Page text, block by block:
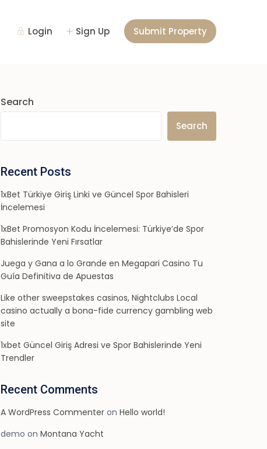
Login Sign Up Submit Property
Search
Search
Recent Posts
1xBet Türkiye Giriş Linki ve Güncel Spor Bahisleri
İncelemesi
1xBet Promosyon Kodu İncelemesi: Türkiye’de Spor
Bahislerinde Yeni Fırsatlar
Juega y Gana a lo Grande en Megapari Casino Tu
Guía Definitiva de Apuestas
Like other sweepstakes casinos, Nightclubs Local
casino actually a bona-fide currency gambling web
site
1xbet Güncel Giriş Adresi ve Spor Bahislerinde Yeni
Trendler
Recent Comments
A WordPress Commenter on Hello world!
demo on Montana Yacht